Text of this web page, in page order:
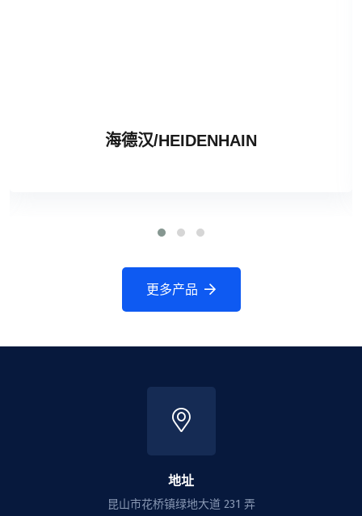
海德汉/HEIDENHAIN
更多产品
地址
昆山市花桥镇绿地大道 231 弄